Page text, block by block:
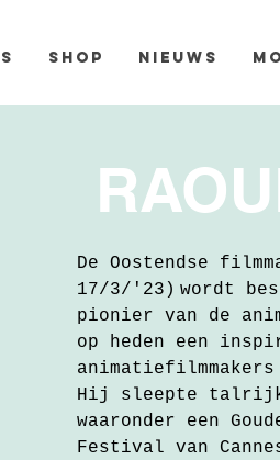
SHOP NIEUWS
De Oostendse
17/3/'23) wordt
pionier van de
op heden een
Hij sleepte
waaronder een
Festival van